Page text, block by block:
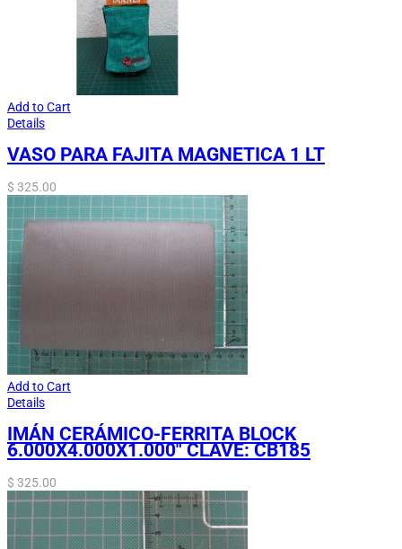
Add to Cart
Details
VASO PARA FAJITA MAGNETICA 1 LT
$ 325.00
Add to Cart
Details
IMÁN CERÁMICO-FERRITA BLOCK
6.000X4.000X1.000″ CLAVE: CB185
$ 325.00